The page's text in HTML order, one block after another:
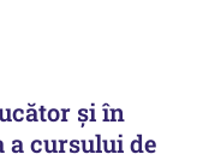
şi în
a cursului de